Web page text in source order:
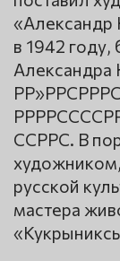
«Александр
в 1942
Александра
ССРРС. В
русской
мастера